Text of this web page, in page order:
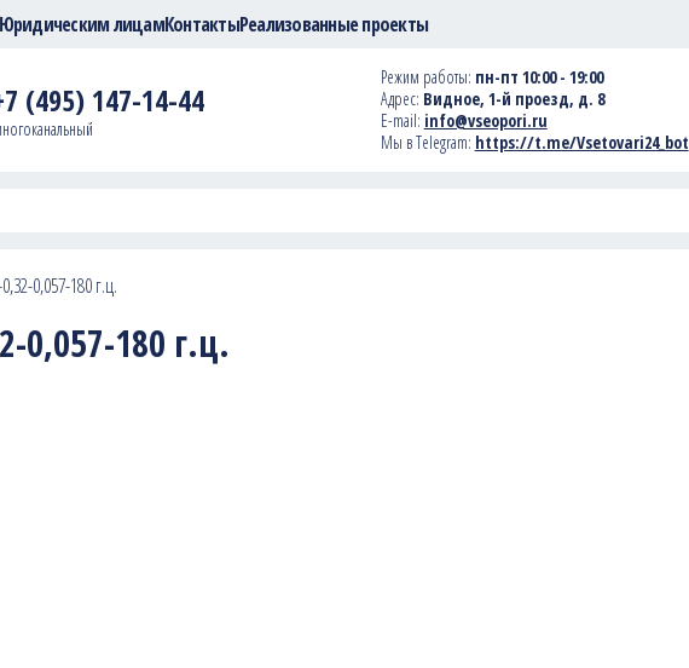
лицамКонтактыРеализованные проекты
(495) 147-14-44
Режим работы: пн-пт 10:00 - 19:00
Адрес: Видное, 1-й проезд, д. 8
E-mail: info@vseopori.ru
Мы в Telegram: https://t.me/Vsetovari24_bot
0,057-180 г.ц.
0,057-180 г.ц.